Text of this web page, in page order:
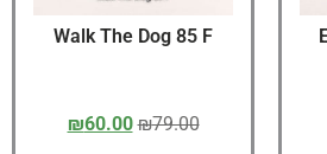
Walk The Dog 85 F
₪79.00
₪60.00